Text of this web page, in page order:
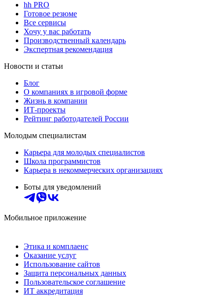
hh PRO
Готовое резюме
Все сервисы
Хочу у вас работать
Производственный календарь
Экспертная рекомендация
Новости и статьи
Блог
О компаниях в игровой форме
Жизнь в компании
ИТ-проекты
Рейтинг работодателей России
Молодым специалистам
Карьера для молодых специалистов
Школа программистов
Карьера в некоммерческих организациях
Боты для уведомлений
Мобильное приложение
Этика и комплаенс
Оказание услуг
Использование сайтов
Защита персональных данных
Пользовательское соглашение
ИТ аккредитация